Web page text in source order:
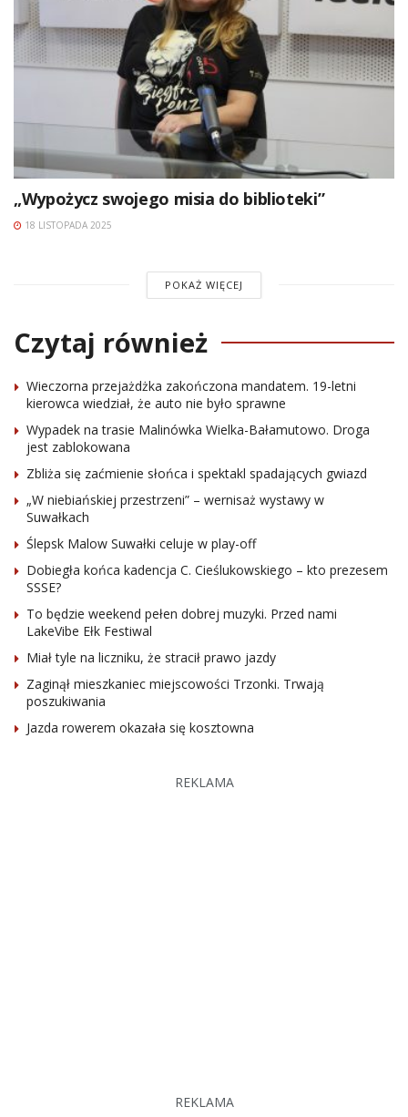
„Wypożycz swojego misia do biblioteki”
18 LISTOPADA 2025
POKAŻ WIĘCEJ
Czytaj również
Wieczorna przejażdżka zakończona mandatem. 19-letni
kierowca wiedział, że auto nie było sprawne
Wypadek na trasie Malinówka Wielka-Bałamutowo. Droga
jest zablokowana
Zbliża się zaćmienie słońca i spektakl spadających gwiazd
„W niebiańskiej przestrzeni” – wernisaż wystawy w
Suwałkach
Ślepsk Malow Suwałki celuje w play-off
Dobiegła końca kadencja C. Cieślukowskiego – kto prezesem
SSSE?
To będzie weekend pełen dobrej muzyki. Przed nami
LakeVibe Ełk Festiwal
Miał tyle na liczniku, że stracił prawo jazdy
Zaginął mieszkaniec miejscowości Trzonki. Trwają
poszukiwania
Jazda rowerem okazała się kosztowna
REKLAMA
REKLAMA